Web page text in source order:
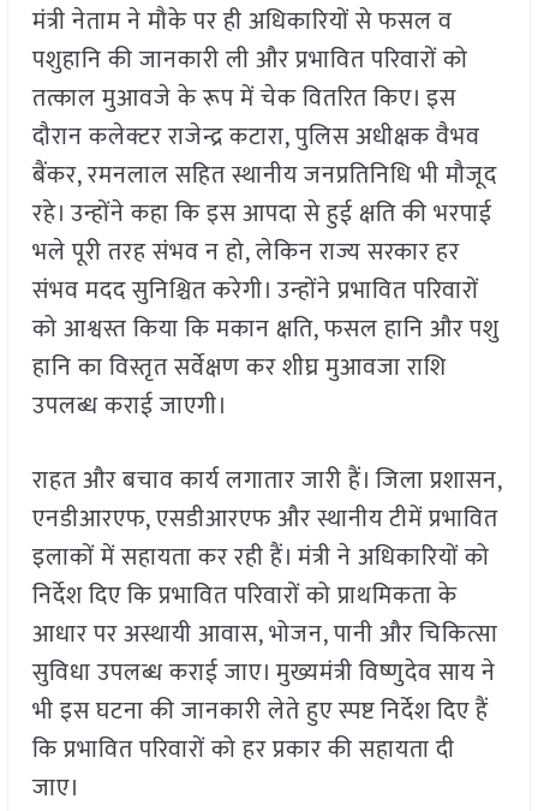
मंत्री नेताम ने मौके पर ही अधिकारियों से फसल व
पशुहानि की जानकारी ली और प्रभावित परिवारों को
तत्काल मुआवजे के रूप में चेक वितरित किए। इस
दौरान कलेक्टर राजेन्द्र कटारा, पुलिस अधीक्षक वैभव
बैंकर, रमनलाल सहित स्थानीय जनप्रतिनिधि भी मौजूद
रहे। उन्होंने कहा कि इस आपदा से हुई क्षति की भरपाई
भले पूरी तरह संभव न हो, लेकिन राज्य सरकार हर
संभव मदद सुनिश्चित करेगी। उन्होंने प्रभावित परिवारों
को आश्वस्त किया कि मकान क्षति, फसल हानि और पशु
हानि का विस्तृत सर्वेक्षण कर शीघ्र मुआवजा राशि
उपलब्ध कराई जाएगी।
राहत और बचाव कार्य लगातार जारी हैं। जिला प्रशासन,
एनडीआरएफ, एसडीआरएफ और स्थानीय टीमें प्रभावित
इलाकों में सहायता कर रही हैं। मंत्री ने अधिकारियों को
निर्देश दिए कि प्रभावित परिवारों को प्राथमिकता के
आधार पर अस्थायी आवास, भोजन, पानी और चिकित्सा
सुविधा उपलब्ध कराई जाए। मुख्यमंत्री विष्णुदेव साय ने
भी इस घटना की जानकारी लेते हुए स्पष्ट निर्देश दिए हैं
कि प्रभावित परिवारों को हर प्रकार की सहायता दी
जाए।